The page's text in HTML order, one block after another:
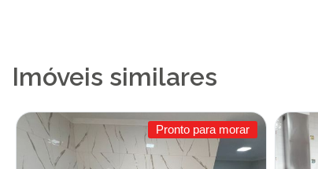
Imóveis similares
Pronto para morar